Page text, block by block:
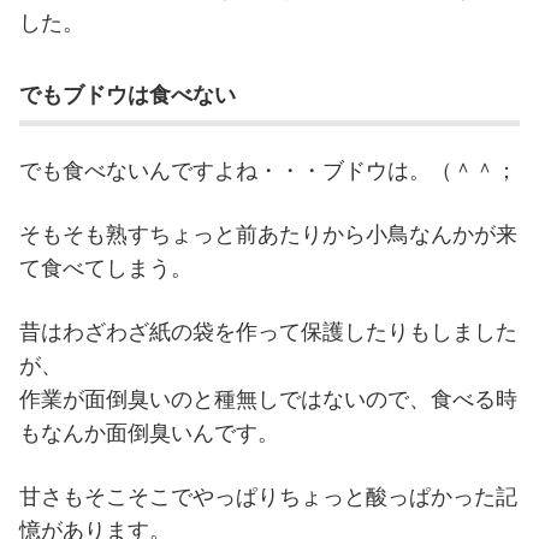
した。
でもブドウは食べない
でも食べないんですよね・・・ブドウは。（＾＾；
そもそも熟すちょっと前あたりから小鳥なんかが来
て食べてしまう。
昔はわざわざ紙の袋を作って保護したりもしました
が、
作業が面倒臭いのと種無しではないので、食べる時
もなんか面倒臭いんです。
甘さもそこそこでやっぱりちょっと酸っぱかった記
憶があります。